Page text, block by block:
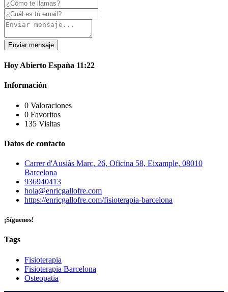
Enviar mensaje
Hoy Abierto España 11:22
Información
0 Valoraciones
0 Favoritos
135 Visitas
Datos de contacto
Carrer d'Ausiàs Marc, 26, Oficina 58, Eixample, 08010
Barcelona
936940413
hola@enricgallofre.com
https://enricgallofre.com/fisioterapia-barcelona
¡Síguenos!
Tags
Fisioterapia
Fisioterapia Barcelona
Osteopatia